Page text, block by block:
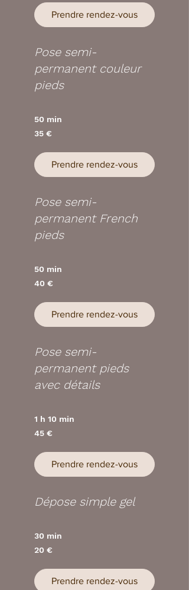
Prendre rendez-vous
Pose semi-
permanent couleur
pieds
50 min
euros
35 €
Prendre rendez-vous
Pose semi-
permanent French
pieds
50 min
euros
40 €
Prendre rendez-vous
Pose semi-
permanent pieds
avec détails
1 h 10 min
euros
45 €
Prendre rendez-vous
Dépose simple gel
30 min
euros
20 €
Prendre rendez-vous